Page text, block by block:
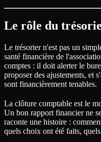
Le rôle du
Le trésorier n'est pas un
santé financière de
comptes : il doit alerter le
proposer des ajustements, et
sont financièrement tenables.
La clôture comptable est le
Un bon rapport financier ne
raconte une histoire :
quels choix ont été faits,